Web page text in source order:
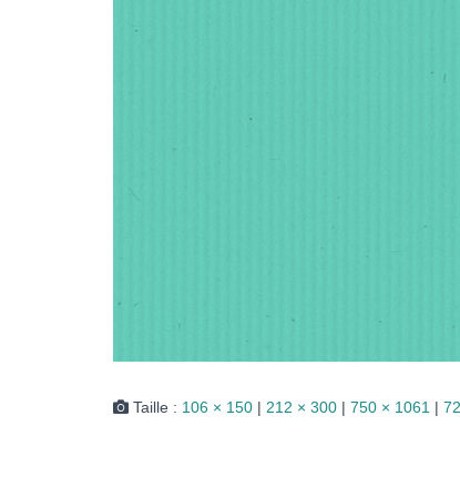
Taille : 106 × 150 | 212 × 300 | 750 × 1061 |